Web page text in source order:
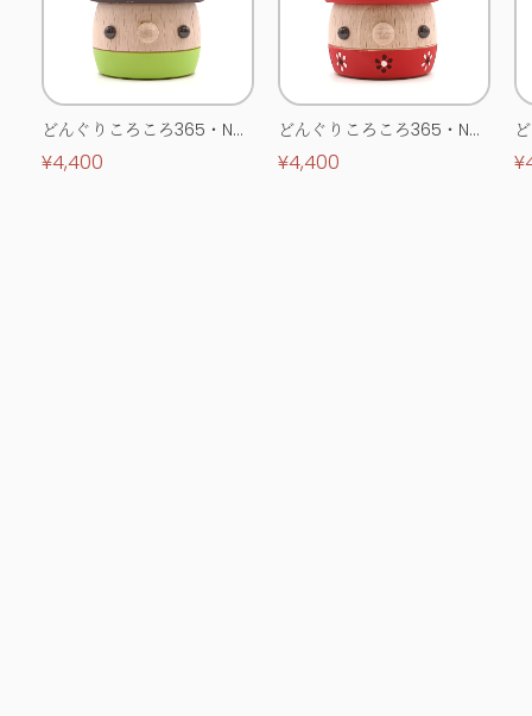
どんぐりころころ365・No.
0513
¥4,400
どんぐりころころ365・No.
0514
¥4,400